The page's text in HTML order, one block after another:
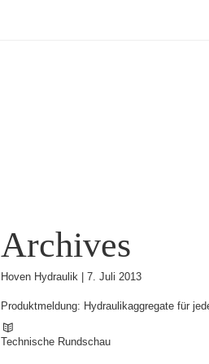
Archives
Hoven Hydraulik | 7. Juli 2013
Produktmeldung: Hydraulikaggregate für
Technische Rundschau